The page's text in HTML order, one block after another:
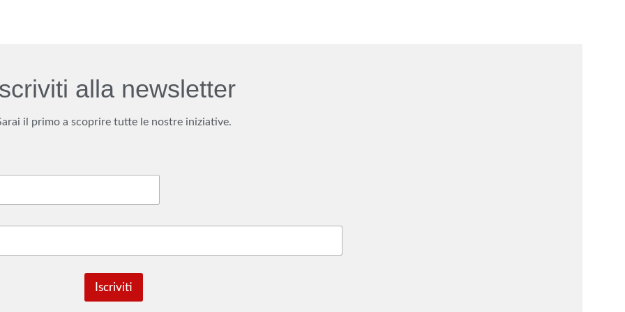
alla newsletter
il primo a scoprire tutte le nostre iniziative.
Iscriviti